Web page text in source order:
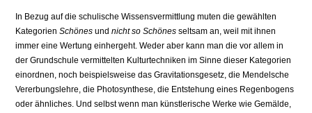
In Bezug auf die schulische Wissensvermittlung muten die gewählten
KategorienSchönes undnicht so Schönes seltsam an, weil mit ihnen
immer eine Wertung einhergeht. Weder aber kann man die vor allem in
der Grundschule vermittelten Kulturtechniken im Sinne dieser Kategorien
einordnen, noch beispielsweise das Gravitationsgesetz, die Mendelsche
Vererbungslehre, die Photosynthese, die Entstehung eines Regenbogens
oder ähnliches. Und selbst wenn man künstlerische Werke wie Gemälde,